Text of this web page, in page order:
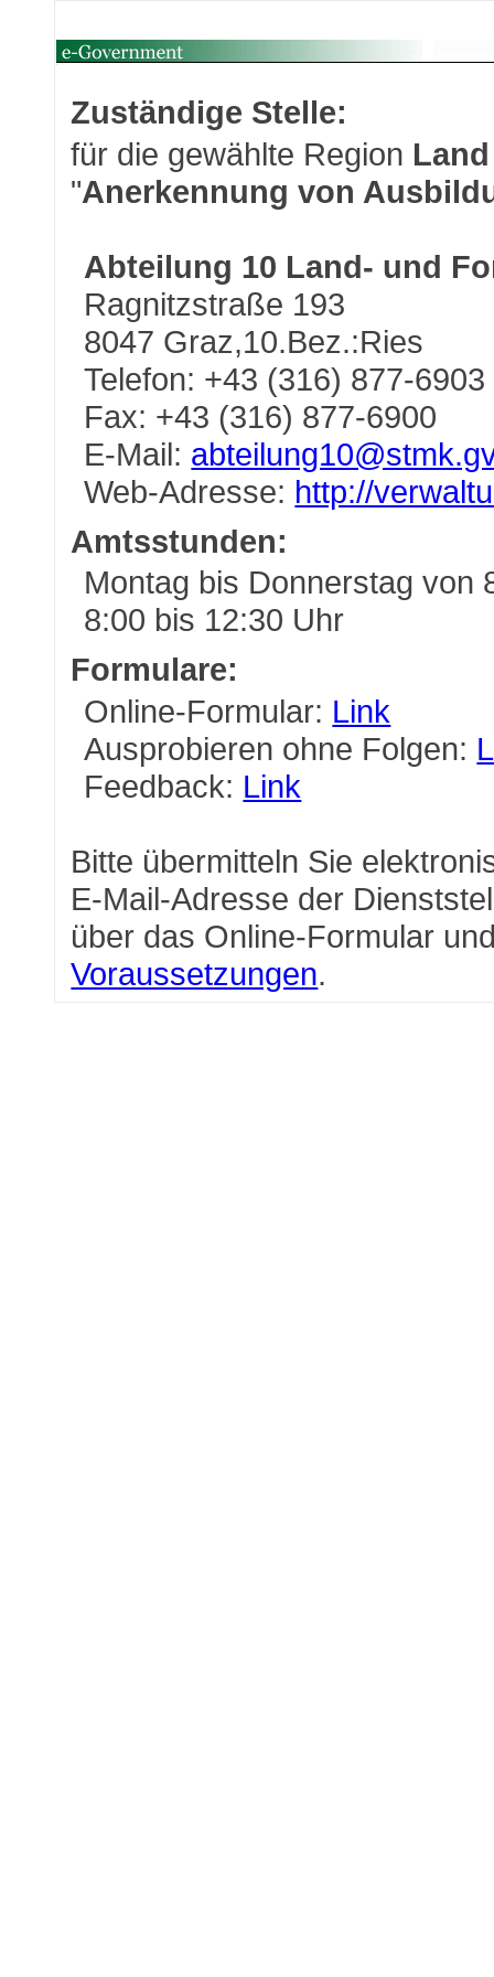
Zuständige Stelle:
für die gewählte Region
"Anerkennung von
Abteilung 10 Land- und
Ragnitzstraße 193
8047 Graz,10.Bez.:Ries
Telefon: +43 (316) 877-6903
Fax: +43 (316) 877-6900
E-Mail:
Web-Adresse: http://
Amtsstunden:
Montag bis Donnerstag von
8:00 bis 12:30 Uhr
Formulare:
Online-Formular: Link
Ausprobieren ohne Folgen:
Feedback: Link
Bitte übermitteln Sie
E-Mail-Adresse der
über das Online-Formular
Voraussetzungen.